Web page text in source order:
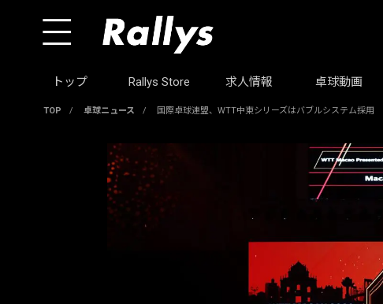
トップ Rallys Store 求人情報 卓球動画
TOP / 卓球ニュース / 国際卓球連盟、WTT中東シリーズはバブルシステム採用